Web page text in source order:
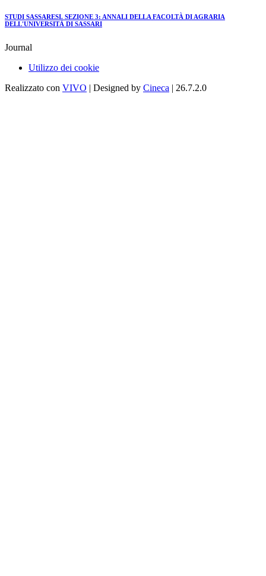
STUDI SASSARESI. SEZIONE 3: ANNALI DELLA FACOLTÀ DI AGRARIA
DELL'UNIVERSITÀ DI SASSARI
Journal
Utilizzo dei cookie
Realizzato con VIVO | Designed by Cineca | 26.7.2.0